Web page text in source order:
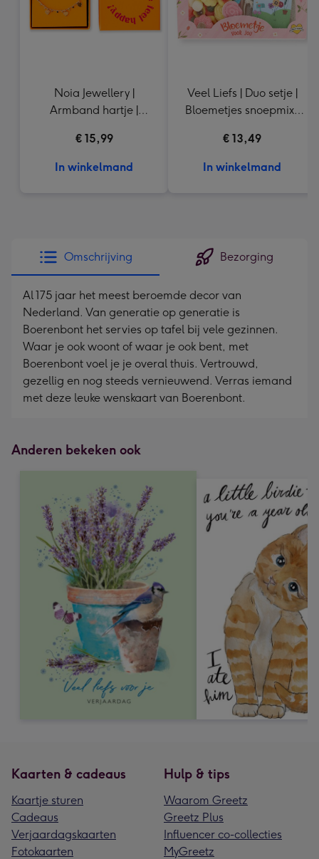
Noia Jewellery |
Armband hartje |
€ 15,99
In winkelmand
Veel Liefs | Duo setje |
Bloemetjes snoepmix |
€ 13,49
In winkelmand
Omschrijving Bezorging
Al 175 jaar het meest beroemde decor van
Nederland. Van generatie op generatie is
Boerenbont het servies op tafel bij vele gezinnen.
Waar je ook woont of waar je ook bent, met
Boerenbont voel je je overal thuis. Vertrouwd,
gezellig en nog steeds vernieuwend. Verras iemand
met deze leuke wenskaart van Boerenbont.
Anderen bekeken ook
Kaarten & cadeaus
Kaartje sturen
Cadeaus
Verjaardagskaarten
Fotokaarten
Hulp & tips
Waarom Greetz
Greetz Plus
Influencer co-collecties
MyGreetz